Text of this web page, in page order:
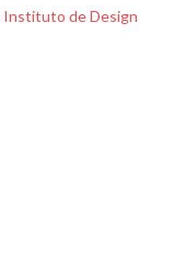
Instituto de Design